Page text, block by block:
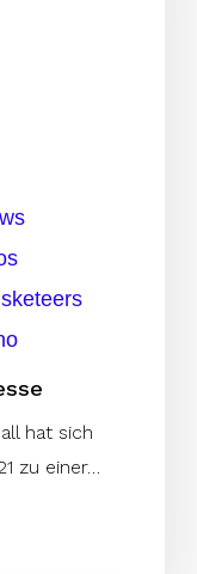
hat sich
zu einer…